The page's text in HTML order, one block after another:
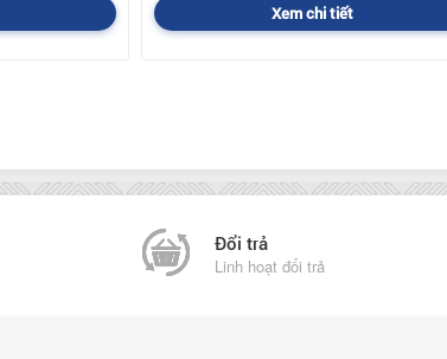
Xem chi tiết
Đổi trả
Linh hoạt đổi trả